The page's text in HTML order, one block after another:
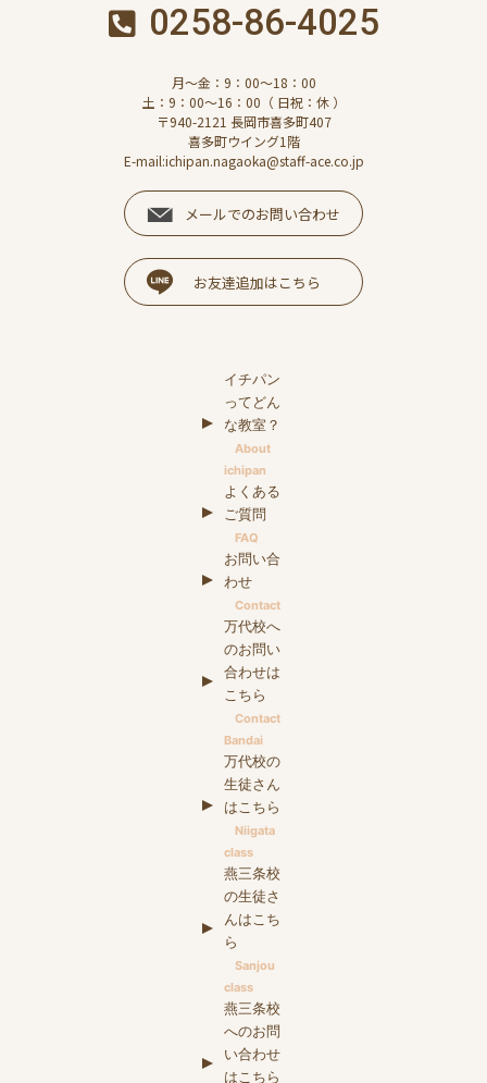
0258-86-4025
月～金：9：00～18：00
土：9：00～16：00（ 日祝：休 ）
〒940-2121 長岡市喜多町407
喜多町ウイング1階
E-mail:ichipan.nagaoka@staff-ace.co.jp
メールでのお問い合わせ
お友達追加はこちら
イチパン
ってどん
な教室？
About
ichipan
よくある
ご質問
FAQ
お問い合
わせ
Contact
万代校へ
のお問い
合わせは
こちら
Contact
Bandai
万代校の
生徒さん
はこちら
Niigata
class
燕三条校
の生徒さ
んはこち
ら
Sanjou
class
燕三条校
へのお問
い合わせ
はこちら